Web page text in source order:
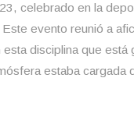
celebrado en la
evento reunió a
disciplina que
estaba cargada